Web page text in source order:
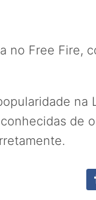
no Free Fire,
na
de